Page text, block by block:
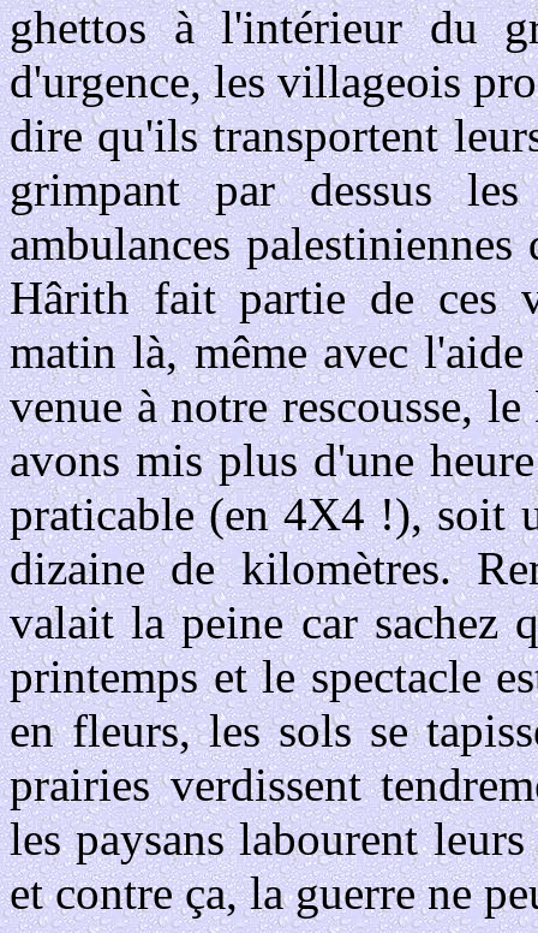
ghettos à l'intérieur du
d'urgence, les villageois
dire qu'ils transportent
grimpant par dessus
ambulances
Hârith fait partie de ces
matin là, même avec
venue à notre rescousse,
avons mis plus d'une
praticable (en 4X4 !), soit
dizaine de kilomètres.
valait la peine car sachez
printemps et le spectacle
en fleurs, les sols se
prairies verdissent
les paysans labourent
et contre ça, la guerre ne